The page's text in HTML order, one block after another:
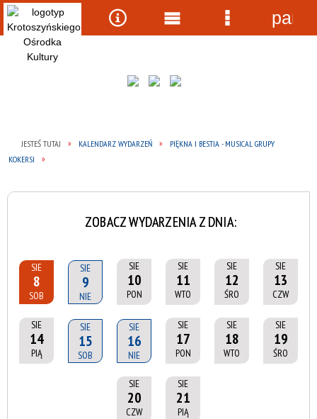
JESTEŚ TUTAJ KALENDARZ WYDARZEŃ
PIĘKNA I BESTIA - MUSICAL GRUPY
KOKERSI
ZOBACZ WYDARZENIA Z DNIA:
SIE
8
SOB
SIE
9
NIE
SIE
10
PON
SIE
11
WTO
SIE
12
ŚRO
SIE
13
CZW
SIE
14
PIĄ
SIE
15
SOB
SIE
16
NIE
SIE
17
PON
SIE
18
WTO
SIE
19
ŚRO
SIE
20
CZW
SIE
21
PIĄ
Wyszukiwarka
Narzędzia
Menu Menu
panel